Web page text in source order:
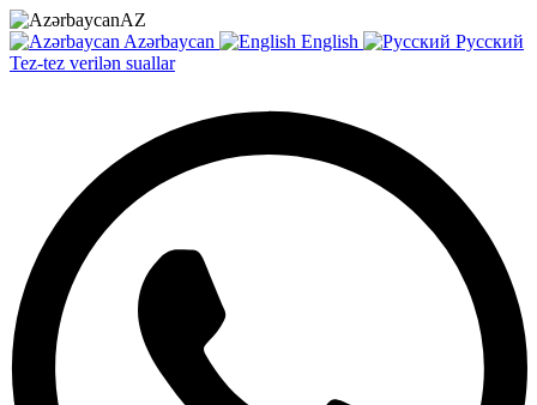
AZ
Azərbaycan
English
Русский
Tez-tez verilən suallar